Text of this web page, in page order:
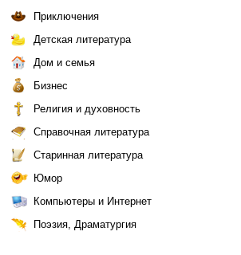
Приключения
Детская литература
Дом и семья
Бизнес
Религия и духовность
Справочная литература
Старинная литература
Юмор
Компьютеры и Интернет
Поэзия, Драматургия